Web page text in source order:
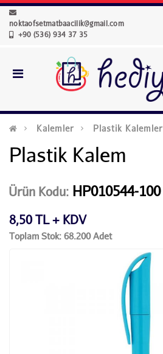
noktaofsetmatbaacilik@gmail.com
+90 (536) 934 37 35
Kalemler Plastik Kalemler
Plastik Kalem
Ürün Kodu: HP010544-100
8,50 TL + KDV
Toplam Stok: 68.200 Adet